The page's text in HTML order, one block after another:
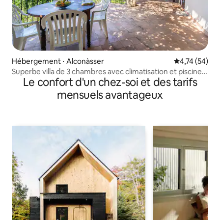
Hébergement ⋅ Alconàsser Évaluation
4,74 (54)
Superbe villa de 3 chambres avec climatisation et piscine à
Alconasser
Le confort d'un chez-soi et des tarifs
mensuels avantageux